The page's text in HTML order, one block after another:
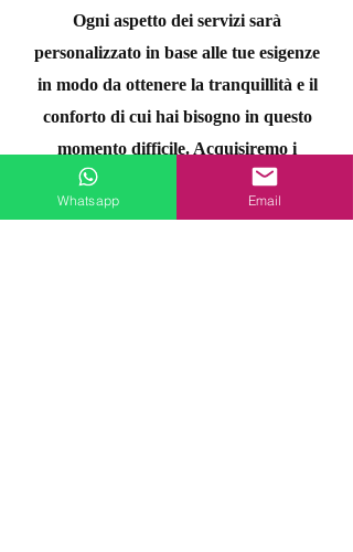
Ogni aspetto dei servizi sarà
personalizzato in base alle tue esigenze
in modo da ottenere la tranquillità e il
conforto di cui hai bisogno in questo
momento difficile. Acquisiremo i
permessi e i documenti necessari e tu
non dovrai preoccuparti di nessuno di
Whatsapp Email